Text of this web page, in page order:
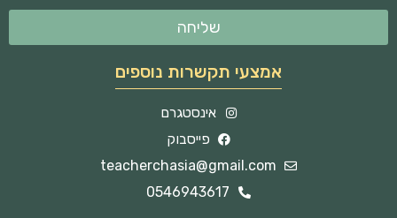
שליחה
אמצעי תקשרות נוספים
אינסטגרם
פייסבוק
teacherchasia@gmail.com
0546943617